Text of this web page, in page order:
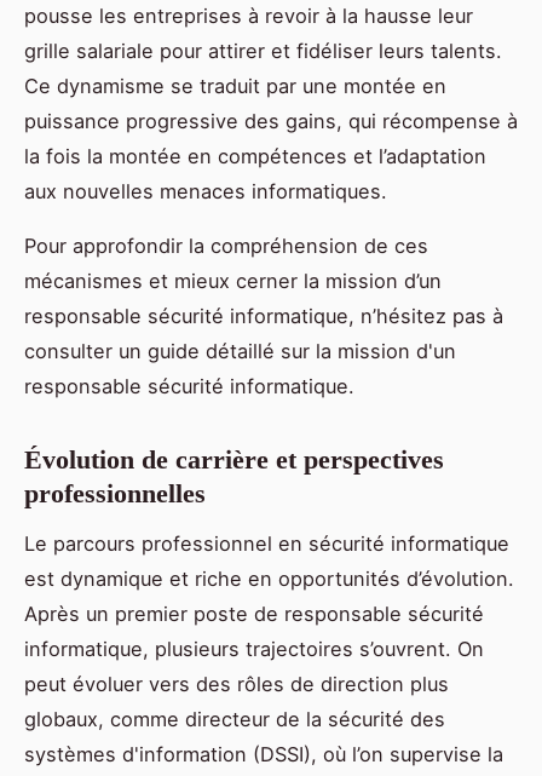
pousse les entreprises à revoir à la hausse leur
grille salariale pour attirer et fidéliser leurs talents.
Ce dynamisme se traduit par une montée en
puissance progressive des gains, qui récompense à
la fois la montée en compétences et l’adaptation
aux nouvelles menaces informatiques.
Pour approfondir la compréhension de ces
mécanismes et mieux cerner la mission d’un
responsable sécurité informatique, n’hésitez pas à
consulter un guide détaillé sur la mission d'un
responsable sécurité informatique.
Évolution de carrière et perspectives
professionnelles
Le parcours professionnel en sécurité informatique
est dynamique et riche en opportunités d’évolution.
Après un premier poste de responsable sécurité
informatique, plusieurs trajectoires s’ouvrent. On
peut évoluer vers des rôles de direction plus
globaux, comme directeur de la sécurité des
systèmes d'information (DSSI), où l’on supervise la